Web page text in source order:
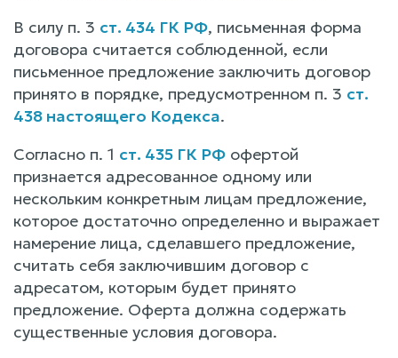
В силу п. 3 ст. 434 ГК РФ, письменная форма
договора считается соблюденной, если
письменное предложение заключить договор
принято в порядке, предусмотренном п. 3 ст.
438 настоящего Кодекса.
Согласно п. 1 ст. 435 ГК РФ офертой
признается адресованное одному или
нескольким конкретным лицам предложение,
которое достаточно определенно и выражает
намерение лица, сделавшего предложение,
считать себя заключившим договор с
адресатом, которым будет принято
предложение. Оферта должна содержать
существенные условия договора.